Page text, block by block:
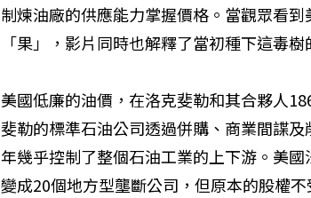
制煉油廠的供應能力掌握價格。當觀眾看
「果」，影片同時也解釋了當初種下這毒樹
美國低廉的油價，在洛克斐勒和其合夥人
斐勒的標準石油公司透過併購、商業間諜
年幾乎控制了整個石油工業的上下游。美
變成20個地方型壟斷公司，但原本的股權